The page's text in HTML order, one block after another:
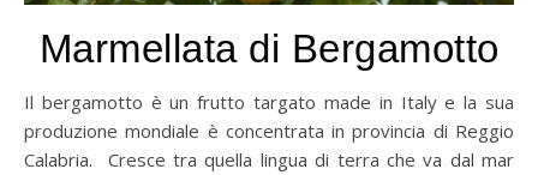
Marmellata di Bergamotto
Il bergamotto è un frutto targato made in Italy e la sua
produzione mondiale è concentrata in provincia di Reggio
Calabria. Cresce tra quella lingua di terra che va dal mar